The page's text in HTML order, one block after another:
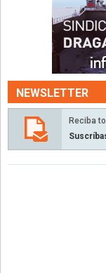
NEWSLETTER
Reciba